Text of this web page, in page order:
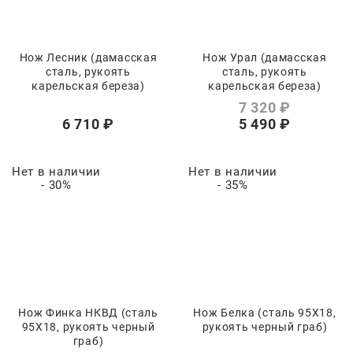
Нож Лесник (дамасская
сталь, рукоять
карельская береза)
6 710 ₽
Нож Урал (дамасская
сталь, рукоять
карельская береза)
7 320 ₽
5 490 ₽
Нет в наличии
- 30%
Нож Финка НКВД (сталь
95Х18, рукоять черный
граб)
Нет в наличии
- 35%
Нож Белка (сталь 95Х18,
рукоять черный граб)